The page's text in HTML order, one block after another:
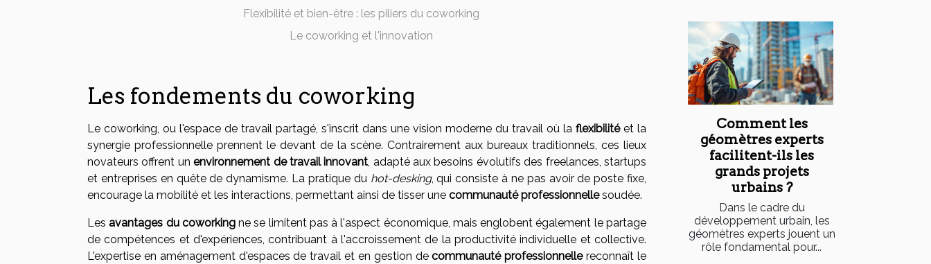
Flexibilité et bien-être : les piliers du coworking
Le coworking et l'innovation
Les fondements du coworking
Le coworking, ou l'espace de travail partagé, s'inscrit dans une vision moderne du travail où la flexibilitéet la
synergie professionnelle prennent le devant de la scène. Contrairement aux bureaux traditionnels, ces lieux
novateurs offrent unenvironnement de travail innovant, adapté aux besoins évolutifs des freelances, startups
et entreprises en quête de dynamisme. La pratique du hot-desking, qui consiste à ne pas avoir de poste fixe,
encourage la mobilité et les interactions, permettant ainsi de tisser une communauté professionnellesoudée.
Lesavantages du coworkingne se limitent pas à l'aspect économique, mais englobent également le partage
de compétences et d'expériences, contribuant à l'accroissement de la productivité individuelle et collective.
L'expertise en aménagement d'espaces de travail et en gestion decommunauté professionnellereconnaît le
Comment les
géomètres experts
facilitent-ils les
grands projets
urbains ?
Dans le cadre du
développement urbain, les
géomètres experts jouent un
rôle fondamental pour...